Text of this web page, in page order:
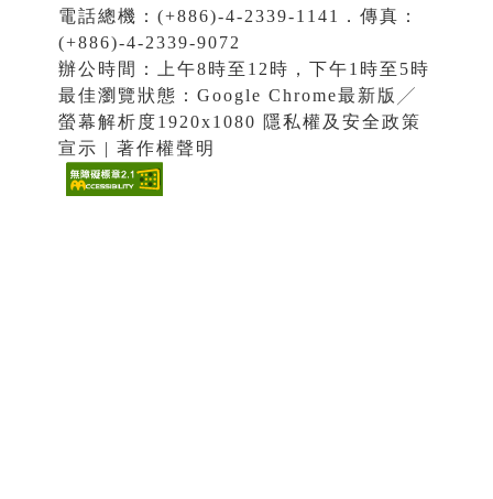
電話總機：(+886)-4-2339-1141．傳真：
(+886)-4-2339-9072
辦公時間：上午8時至12時，下午1時至5時
最佳瀏覽狀態：Google Chrome最新版╱
螢幕解析度1920x1080 隱私權及安全政策
宣示 | 著作權聲明